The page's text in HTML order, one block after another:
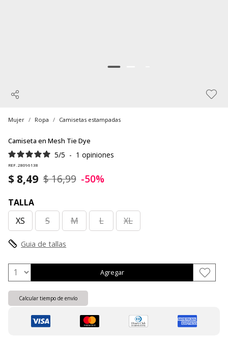
Mujer Ropa Camisetas estampadas
Camiseta en Mesh Tie Dye
5/5 - 1 opiniones
REF. 28096138
$ 8,49 $ 16,99 -50%
TALLA
XS
S M L XL
Guia de tallas
Agregar
Calcular tiempo de envío